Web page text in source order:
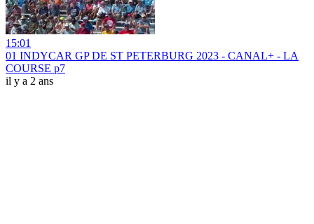
15:01
01 INDYCAR GP DE ST PETERBURG 2023 - CANAL+ - LA
COURSE p7
il y a 2 ans